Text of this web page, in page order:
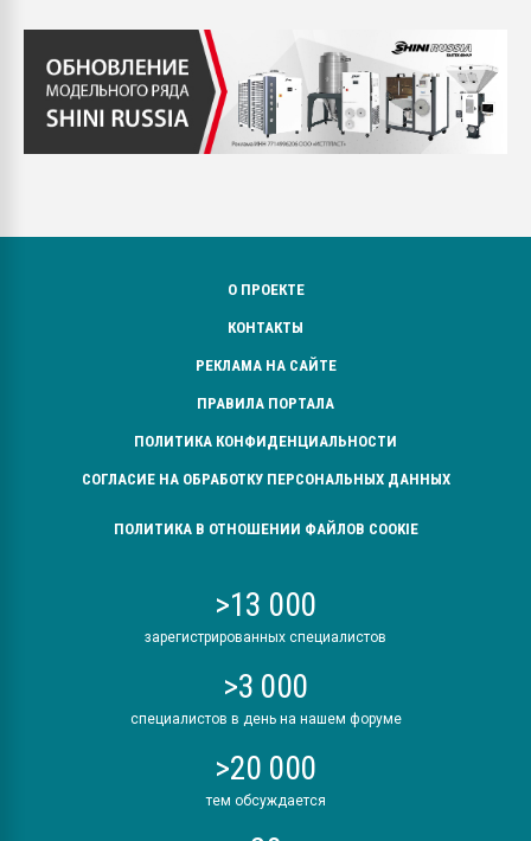
О ПРОЕКТЕ
КОНТАКТЫ
РЕКЛАМА НА САЙТЕ
ПРАВИЛА ПОРТАЛА
ПОЛИТИКА КОНФИДЕНЦИАЛЬНОСТИ
СОГЛАСИЕ НА ОБРАБОТКУ ПЕРСОНАЛЬНЫХ ДАННЫХ
ПОЛИТИКА В ОТНОШЕНИИ ФАЙЛОВ COOKIE
>13 000
зарегистрированных специалистов
>3 000
специалистов в день на нашем форуме
>20 000
тем обсуждается